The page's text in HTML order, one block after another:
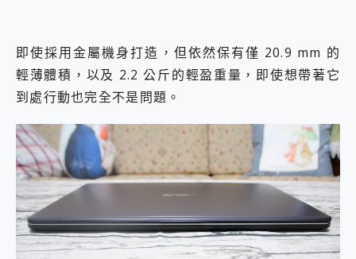
即使採用金屬機身打造，但依然保有僅 20.9 mm 的
輕薄體積，以及 2.2 公斤的輕盈重量，即使想帶著它
到處行動也完全不是問題。